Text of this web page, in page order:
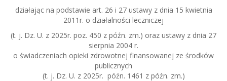
działając na podstawie art. 26 i 27 ustawy z dnia 15 kwietnia
2011r. o działalności leczniczej
(t. j. Dz. U. z 2025r. poz. 450 z późn. zm.) oraz ustawy z dnia 27
sierpnia 2004 r.
o świadczeniach opieki zdrowotnej finansowanej ze środków
publicznych
(t. j. Dz. U. z 2025r. późn. 1461 z późn. zm.)